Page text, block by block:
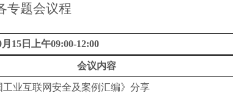
专题会议程
月 15日上午09:00-12:00
会议内容
工业互联网安全及案例汇编》分享